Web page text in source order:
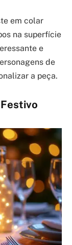
em colar
na superfície
e
de
a peça.